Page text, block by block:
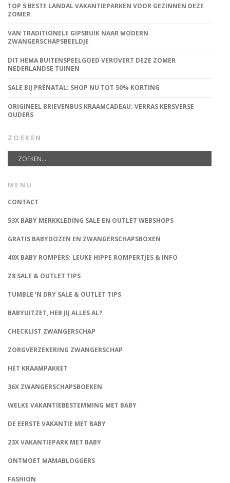
TOP 5 BESTE LANDAL VAKANTIEPARKEN VOOR GEZINNEN DEZE
ZOMER
VAN TRADITIONELE GIPSBUIK NAAR MODERN
ZWANGERSCHAPSBEELDJE
DIT HEMA BUITENSPEELGOED VEROVERT DEZE ZOMER
NEDERLANDSE TUINEN
SALE BIJ PRÉNATAL: SHOP NU TOT 50% KORTING
ORIGINEEL BRIEVENBUS KRAAMCADEAU: VERRAS KERSVERSE
OUDERS
ZOEKEN
MENU
CONTACT
53X BABY MERKKLEDING SALE EN OUTLET WEBSHOPS
GRATIS BABYDOZEN EN ZWANGERSCHAPSBOXEN
40X BABY ROMPERS: LEUKE HIPPE ROMPERTJES & INFO
Z8 SALE & OUTLET TIPS
TUMBLE ‘N DRY SALE & OUTLET TIPS
BABYUITZET, HEB JIJ ALLES AL?
CHECKLIST ZWANGERSCHAP
ZORGVERZEKERING ZWANGERSCHAP
HET KRAAMPAKKET
36X ZWANGERSCHAPSBOEKEN
WELKE VAKANTIEBESTEMMING MET BABY
DE EERSTE VAKANTIE MET BABY
23X VAKANTIEPARK MET BABY
ONTMOET MAMABLOGGERS
FASHION